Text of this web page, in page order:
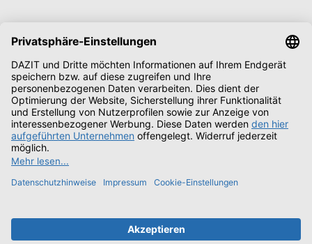
Unternehmen
Folge uns
Zahlungsarten
Versandarten
Alle Preise inkl. gesetzl. Mehrwertsteuer zzgl.